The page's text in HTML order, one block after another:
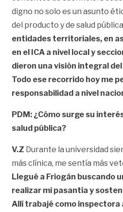
digno no solo es un asunto
del producto y de salud
entidades territoriales, en
en el ICA a nivel local y
dieron una visión integral
Todo ese recorrido hoy me
responsabilidad a nivel
PDM: ¿Cómo surge su
salud pública?
V.Z Durante la universidad
más clínica, me sentía más
Llegué a Friogán buscando
realizar mi pasantía y
Allí trabajé como